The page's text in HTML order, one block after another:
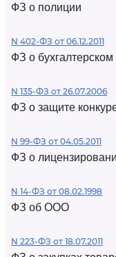
ФЗ о полиции
N 402-ФЗ от 06.12.2011
ФЗ о бухгалтерском
N 135-ФЗ от 26.07.2006
ФЗ о защите
N 99-ФЗ от 04.05.2011
ФЗ о
N 14-ФЗ от 08.02.1998
ФЗ об ООО
N 223-ФЗ от 18.07.2011